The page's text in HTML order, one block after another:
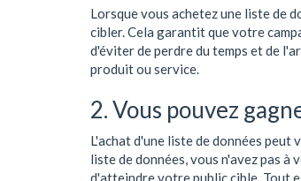
Lorsque vous achetez une liste de
cibler. Cela garantit que votre
d'éviter de perdre du temps et de
produit ou service.
2. Vous pouvez
L'achat d'une liste de données peut
liste de données, vous n'avez pas
d'atteindre votre public cible. Tout